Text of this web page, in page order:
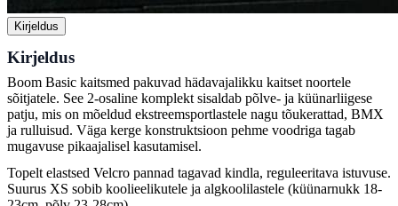
Kirjeldus
Kirjeldus
Boom Basic kaitsmed pakuvad hädavajalikku kaitset noortele
sõitjatele. See 2-osaline komplekt sisaldab põlve- ja küünarliigese
patju, mis on mõeldud ekstreemsportlastele nagu tõukerattad, BMX
ja rulluisud. Väga kerge konstruktsioon pehme voodriga tagab
mugavuse pikaajalisel kasutamisel.
Topelt elastsed Velcro pannad tagavad kindla, reguleeritava istuvuse.
Suurus XS sobib koolieelikutele ja algkoolilastele (küünarnukk 18-